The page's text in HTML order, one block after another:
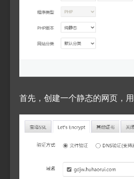
首先，创建一个静态的网页，用